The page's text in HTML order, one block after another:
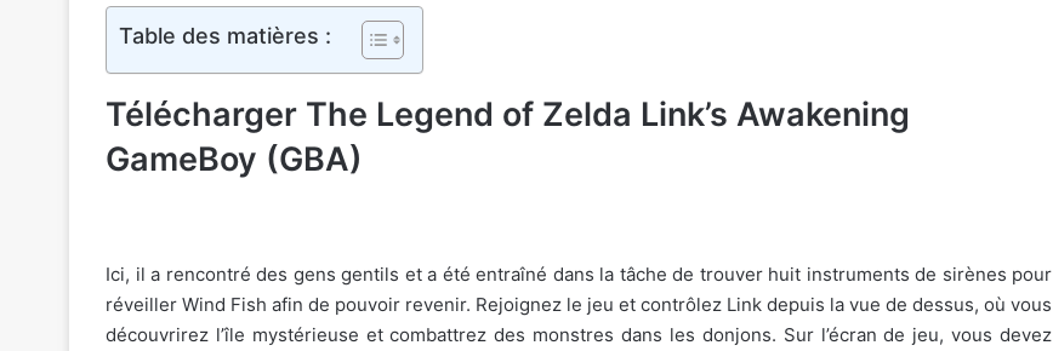
Table des matières :
Télécharger The Legend of Zelda Link’s Awakening
GameBoy (GBA)
Ici, il a rencontré des gens gentils et a été entraîné dans la tâche de trouver huit instruments de sirènes pour
réveiller Wind Fish afin de pouvoir revenir. Rejoignez le jeu et contrôlez Link depuis la vue de dessus, où vous
découvrirez l’île mystérieuse et combattrez des monstres dans les donjons. Sur l’écran de jeu, vous devez